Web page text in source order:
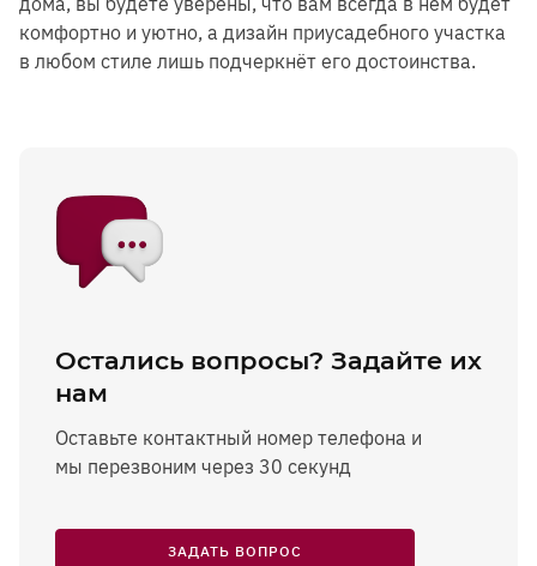
комфортно и уютно, а дизайн приусадебного участка
в любом стиле лишь подчеркнёт его достоинства.
Остались вопросы? Задайте их
нам
Оставьте контактный номер телефона и
мы перезвоним через 30 секунд
ЗАДАТЬ ВОПРОС